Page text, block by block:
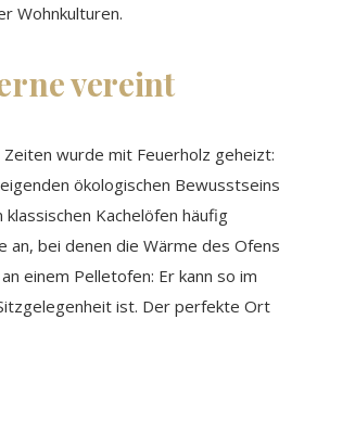
Wohnkulturen.
vereint
wurde mit Feuerholz geheizt:
ökologischen Bewusstseins
Kachelöfen häufig
an, bei denen die Wärme des Ofens
einem Pelletofen: Er kann so im
ist. Der perfekte Ort